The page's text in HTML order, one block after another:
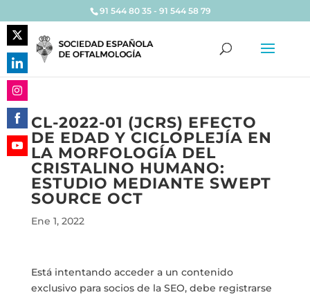
91 544 80 35 - 91 544 58 79
CL-2022-01 (JCRS) EFECTO
DE EDAD Y CICLOPLEJÍA EN
LA MORFOLOGÍA DEL
CRISTALINO HUMANO:
ESTUDIO MEDIANTE SWEPT
SOURCE OCT
Ene 1, 2022
Está intentando acceder a un contenido
exclusivo para socios de la SEO, debe registrarse
Share
on
Twitter
Share
on
LinkedIn
Share
on
Instagram
Share
on
Facebook
Share
YouTube